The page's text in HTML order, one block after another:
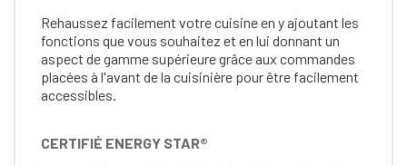
Rehaussez facilement votre cuisine en y ajoutant les
fonctions que vous souhaitez et en lui donnant un
aspect de gamme supérieure grâce aux commandes
placées à l'avant de la cuisinière pour être facilement
accessibles.
CERTIFIÉ ENERGY STAR®